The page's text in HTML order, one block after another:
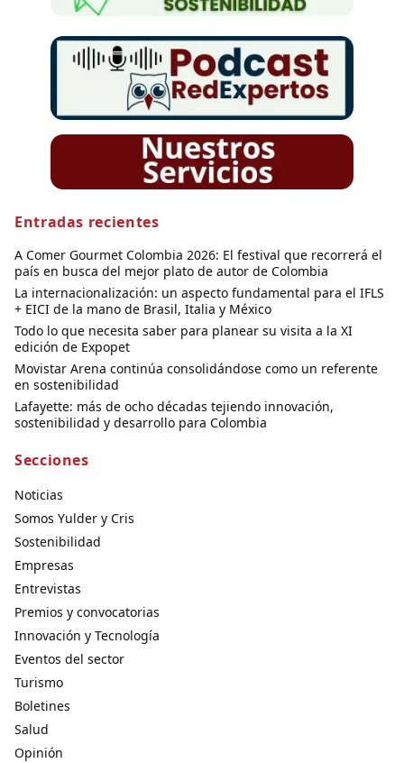
Entradas recientes
A Comer Gourmet Colombia 2026: El festival que recorrerá el
país en busca del mejor plato de autor de Colombia
La internacionalización: un aspecto fundamental para el IFLS
+ EICI de la mano de Brasil, Italia y México
Todo lo que necesita saber para planear su visita a la XI
edición de Expopet
Movistar Arena continúa consolidándose como un referente
en sostenibilidad
Lafayette: más de ocho décadas tejiendo innovación,
sostenibilidad y desarrollo para Colombia
Secciones
Noticias
Somos Yulder y Cris
Sostenibilidad
Empresas
Entrevistas
Premios y convocatorias
Innovación y Tecnología
Eventos del sector
Turismo
Boletines
Salud
Opinión